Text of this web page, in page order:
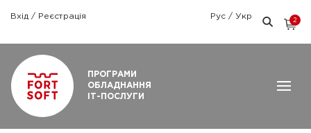
Вхід / Реєстрація Рус / Укр
2
ПРОГРАМИ
ОБЛАДНАННЯ
ІТ-ПОСЛУГИ